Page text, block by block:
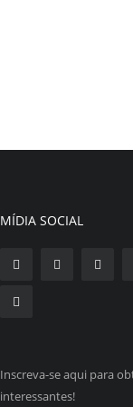
MÍDIA SOCIAL
Inscreva-se aqui para
interessantes!